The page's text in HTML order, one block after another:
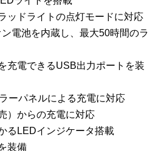
ッドライトの点灯モードに対応
電池を内蔵し、最大50時間のラ
充電できるUSB出力ポートを装
ーパネルによる充電に対応
）からの充電に対応
るLEDインジケータ搭載
装備